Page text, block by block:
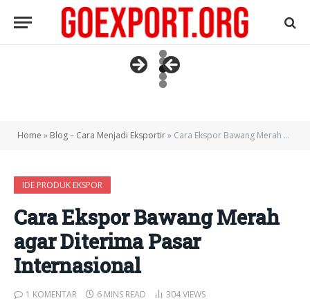
Home » Blog – Cara Menjadi Eksportir» Cara Ekspor Bawang Merah agar Diterima Pasar Internasional
IDE PRODUK EKSPOR
Cara Ekspor Bawang Merah
agar Diterima Pasar
Internasional
1 KOMENTAR 6 MINS READ 304VIEWS